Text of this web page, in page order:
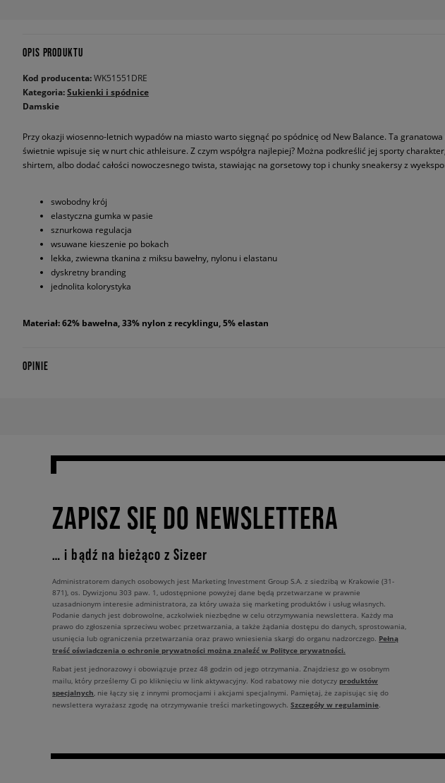
OPIS PRODUKTU
Kod producenta:WK51551DRE
Kategoria:Sukienki i spódnice
Damskie
Przy okazji wiosenno-letnich wypadów na miasto warto sięgnąć po spódnicę od New Balance. Ta
świetnie wpisuje się w nurt chic athleisure. Z czym współgra najlepiej? Można podkreślić jej sporty
shirtem, albo dodać całości nowoczesnego twista, stawiając na gorsetowy top i chunky sneakersy z
swobodny krój
elastyczna gumka w pasie
sznurkowa regulacja
wsuwane kieszenie po bokach
lekka, zwiewna tkanina z miksu bawełny, nylonu i elastanu
dyskretny branding
jednolita kolorystyka
Materiał: 62% bawełna, 33% nylon z recyklingu, 5% elastan
OPINIE
ZAPISZ SIĘ DO NEWSLETTERA
… i bądź na bieżąco z Sizeer
Administratorem danych osobowych jest Marketing Investment Group S.A. z siedzibą w Krakowie (31-
871), os. Dywizjonu 303 paw. 1, udostępnione powyżej dane będą przetwarzane w prawnie
uzasadnionym interesie administratora, za który uważa się marketing produktów i usług własnych.
Podanie danych jest dobrowolne, aczkolwiek niezbędne w celu otrzymywania newslettera. Każdy ma
prawo do zgłoszenia sprzeciwu wobec przetwarzania, a także żądania dostępu do danych, sprostowania,
usunięcia lub ograniczenia przetwarzania oraz prawo wniesienia skargi do organu nadzorczego. Pełną
treść oświadczenia o ochronie prywatności można znaleźć w Polityce prywatności.
Rabat jest jednorazowy i obowiązuje przez 48 godzin od jego otrzymania. Znajdziesz go w osobnym
mailu, który prześlemy Ci po kliknięciu w link aktywacyjny. Kod rabatowy nie dotyczy produktów
specjalnych, nie łączy się z innymi promocjami i akcjami specjalnymi. Pamiętaj, że zapisując się do
newslettera wyrażasz zgodę na otrzymywanie treści marketingowych. Szczegóły w regulaminie.